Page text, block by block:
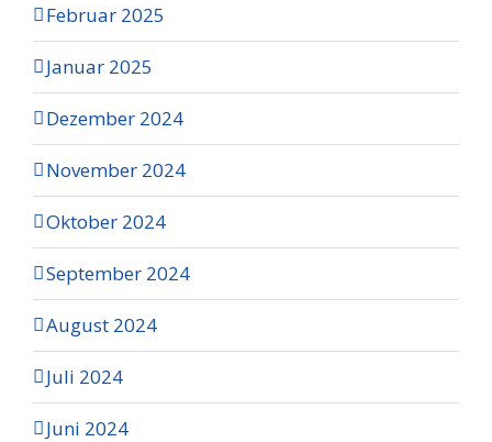
Februar 2025
Januar 2025
Dezember 2024
November 2024
Oktober 2024
September 2024
August 2024
Juli 2024
Juni 2024